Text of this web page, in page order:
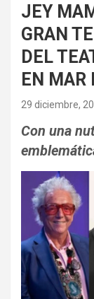
JEY
GRAN
DEL
EN MAR
29 diciembre,
Con una